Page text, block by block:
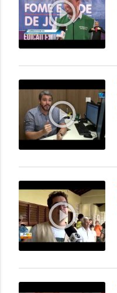
play_circle_outline
play_circle_outline
play_circle_outline